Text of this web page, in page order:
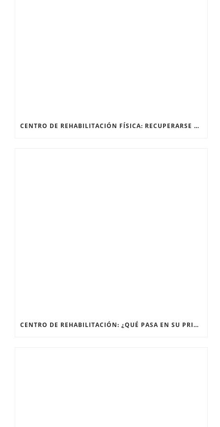
CENTRO DE REHABILITACIÓN FÍSICA: RECUPERARSE DESPUÉS DE UNA FRACTURA
CENTRO DE REHABILITACIÓN: ¿QUÉ PASA EN SU PRIMERA SESIÓN?